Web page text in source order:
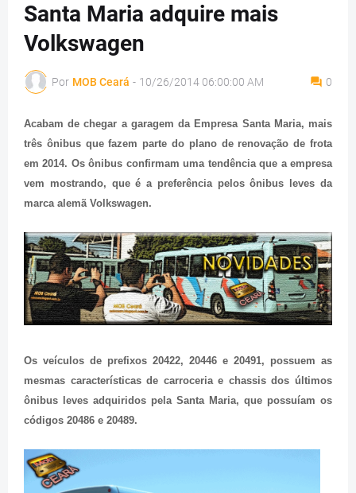
Santa Maria adquire mais
Volkswagen
Por MOB Ceará - 10/26/2014 06:00:00 AM 0
Acabam de chegar a garagem da Empresa Santa Maria, mais
três ônibus que fazem parte do plano de renovação de frota
em 2014. Os ônibus confirmam uma tendência que a empresa
vem mostrando, que é a preferência pelos ônibus leves da
marca alemã Volkswagen.
Os veículos de prefixos 20422, 20446 e 20491, possuem as
mesmas características de carroceria e chassis dos últimos
ônibus leves adquiridos pela Santa Maria, que possuíam os
códigos 20486 e 20489.